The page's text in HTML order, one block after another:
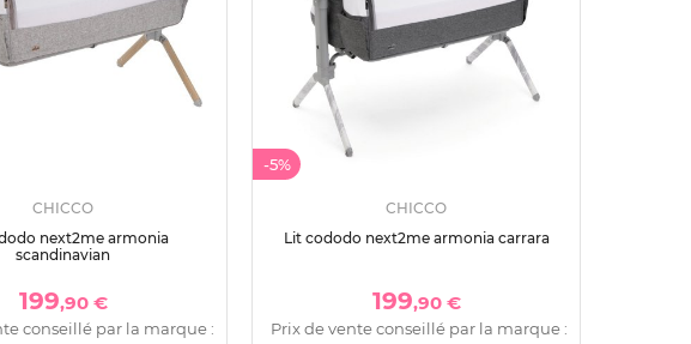
CHICCO
next2me armonia
scandinavian
199,90 €
conseillé par la marque :
-5%
CHICCO
Lit cododo next2me armonia carrara
199,90 €
Prix de vente conseillé par la marque :